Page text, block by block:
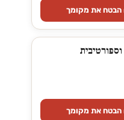
הבטח את מקומך
הבטח את מקומך